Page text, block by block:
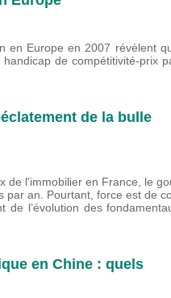
en Europe en 2007 révèlent
de compétitivité-prix
de la bulle
de l'immobilier en France, le
par an. Pourtant, force est de
de l’évolution des
en Chine : quels